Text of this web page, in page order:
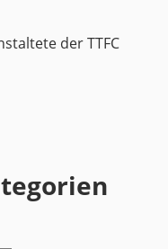
der TTFC